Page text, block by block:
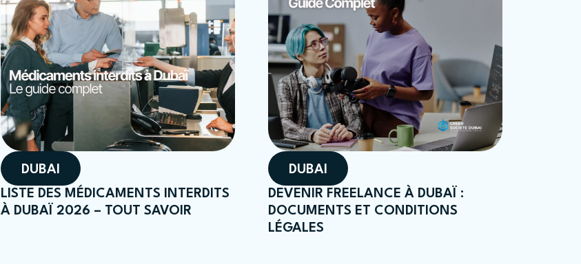
DUBAI
LISTE DES MÉDICAMENTS INTERDITS
À DUBAÏ 2026 – TOUT SAVOIR
DUBAI
DEVENIR FREELANCE À DUBAÏ :
DOCUMENTS ET CONDITIONS
LÉGALES